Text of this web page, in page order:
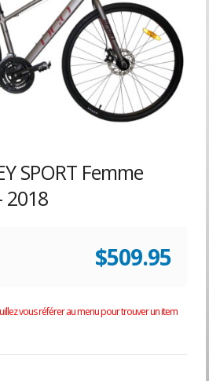
SPORT Femme
2018
$509.95
vous référer au menu pour trouver un item